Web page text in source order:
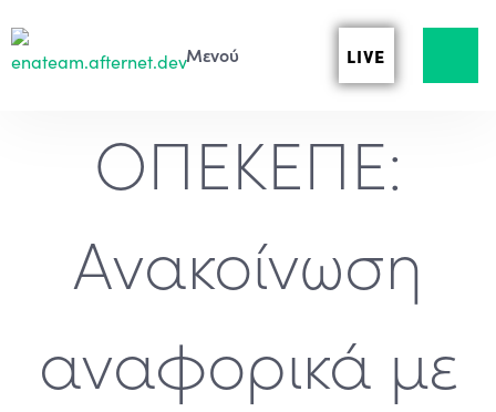
LIVE
ΟΠΕΚΕΠΕ:
Ανακοίνωση
αναφορικά με